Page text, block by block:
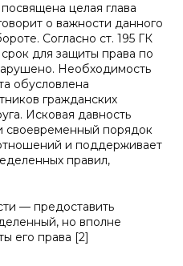
целая глава
о важности данного
Согласно ст. 195 ГК
для защиты права по
Необходимость
обусловлена
гражданских
Исковая давность
своевременный порядок
и поддерживает
правил,
— предоставить
но вполне
его права [2]